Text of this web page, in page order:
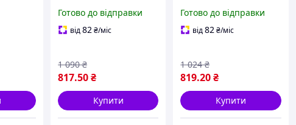
НА Чорний
Готово до відправки
від82₴/міс
817.50₴
1 090 ₴
Купити
НА Чорний
Готово до відправки
від82₴/міс
819.20₴
1 024 ₴
Купити